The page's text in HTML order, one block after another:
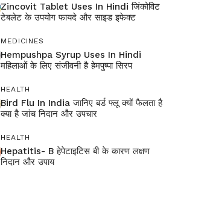
Zincovit Tablet Uses In Hindi जिंकोविट
टेबलेट के उपयोग फायदे और साइड इफेक्ट
MEDICINES
Hempushpa Syrup Uses In Hindi
महिलाओं के लिए संजीवनी है हेमपुष्पा सिरप
HEALTH
Bird Flu In India जानिए बर्ड फ्लू क्यों फैलता है
क्या है जांच निदान और उपचार
HEALTH
Hepatitis- B हेपेटाइटिस बी के कारण लक्षण
निदान और उपाय